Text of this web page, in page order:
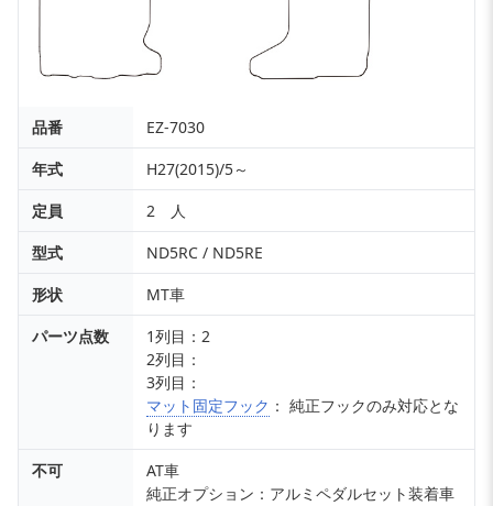
品番
EZ-7030
年式
H27(2015)/5～
定員
2 人
型式
ND5RC / ND5RE
形状
MT車
パーツ点数
1列目：2
2列目：
3列目：
マット固定フック ： 純正フックのみ対応とな
ります
不可
AT車
純正オプション：アルミペダルセット装着車